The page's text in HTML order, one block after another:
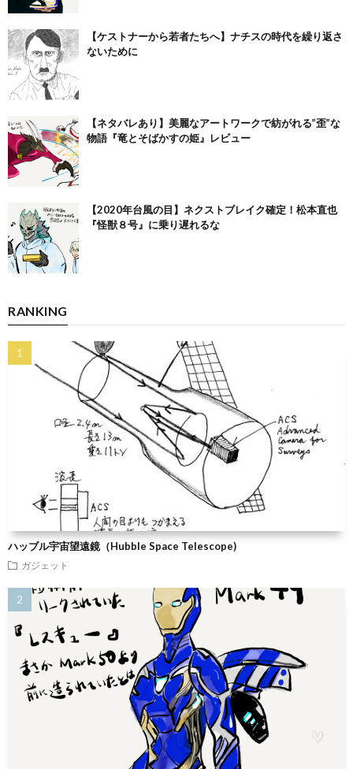
【ケストナーから若者たちへ】ナチスの時代を繰り返さ
ないために
【ネタバレあり】美麗なアートワークで紡がれる”歪”な
物語『竜とそばかすの姫』レビュー
【2020年台風の目】ネクストブレイク確定！松本直也
『怪獣８号』に乗り遅れるな
RANKING
ハッブル宇宙望遠鏡（Hubble Space Telescope)
ガジェット